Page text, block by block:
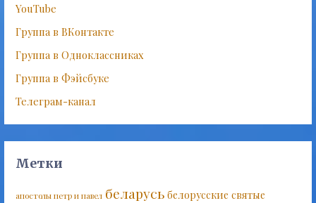
YouTube
Группа в ВКонтакте
Группа в Одноклассниках
Группа в Фэйсбуке
Телеграм-канал
Метки
апостолы петр и павел беларусь белорусские святые